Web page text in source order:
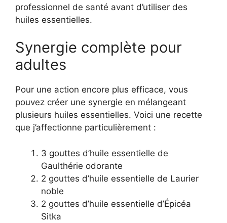
professionnel de santé avant d’utiliser des
huiles essentielles.
Synergie complète pour
adultes
Pour une action encore plus efficace, vous
pouvez créer une synergie en mélangeant
plusieurs huiles essentielles. Voici une recette
que j’affectionne particulièrement :
3 gouttes d’huile essentielle de
Gaulthérie odorante
2 gouttes d’huile essentielle de Laurier
noble
2 gouttes d’huile essentielle d’Épicéa
Sitka